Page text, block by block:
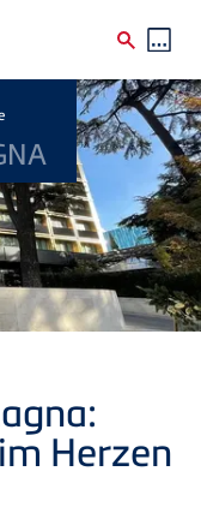
Herzen